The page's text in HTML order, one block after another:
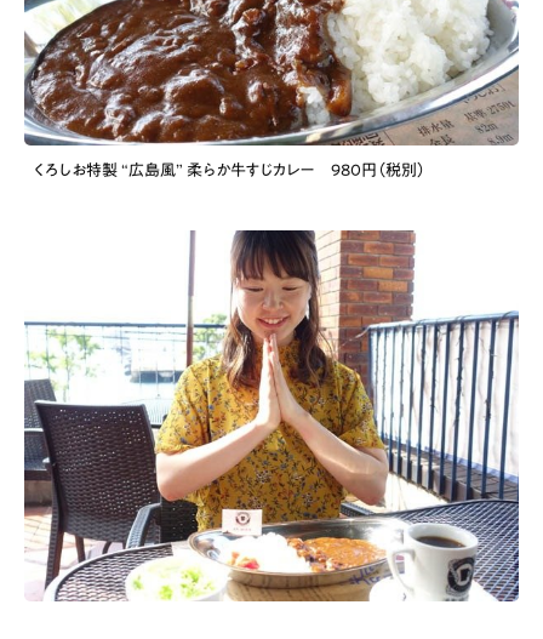
くろしお特製 “広島風” 柔らか牛すじカレー 980円（税別）